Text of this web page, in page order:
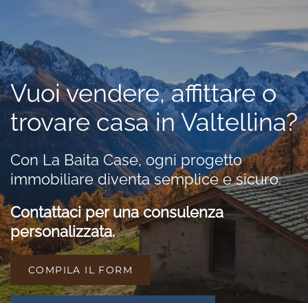
Vuoi vendere, affittare o
trovare casa in Valtellina?
Con La Baita Case, ogni progetto
immobiliare diventa semplice e sicuro.
Contattaci per una consulenza
personalizzata.
COMPILA IL FORM